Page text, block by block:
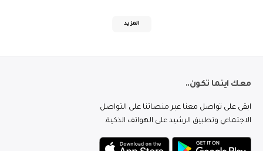
المزيد
معك اينما تكون..
ابقى على تواصل معنا عبر منصاتنا على التواصل
الاجتماعي وتطبيق الرشيد على الهواتف الذكية.